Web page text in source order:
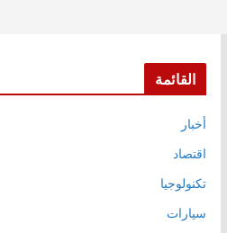
القائمة
أخبار
اقتصاد
تكنولوجيا
سيارات